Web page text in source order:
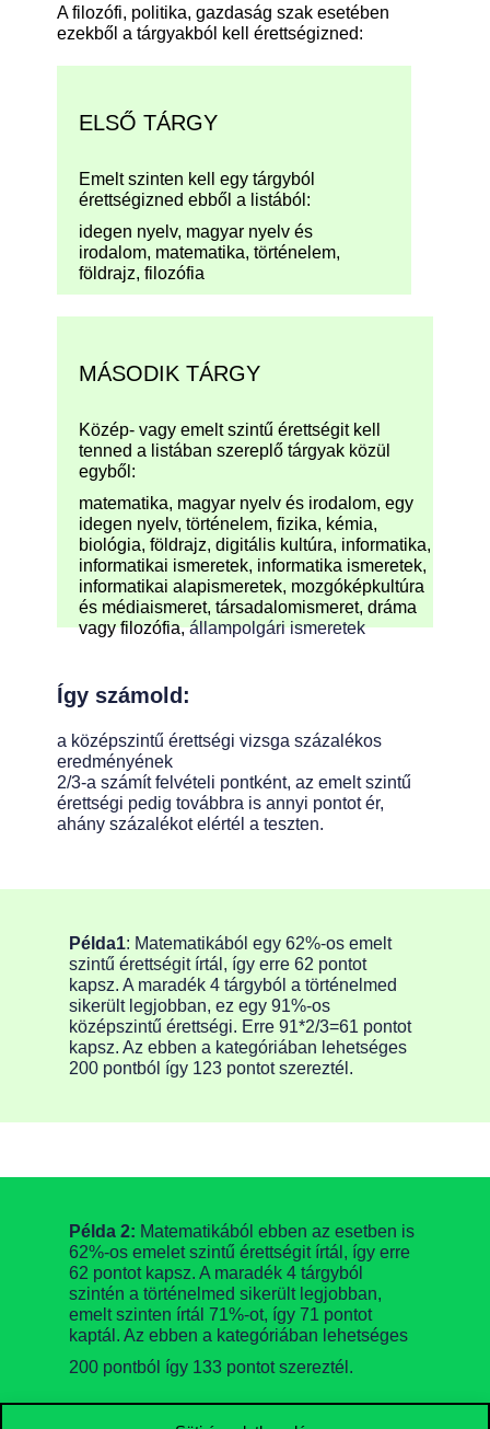
A filozófi, politika, gazdaság szak esetében
ezekből a tárgyakból kell érettségizned:
ELSŐ TÁRGY
Emelt szinten kell egy tárgyból
érettségizned ebből a listából:
idegen nyelv, magyar nyelv és
irodalom, matematika, történelem,
földrajz, filozófia
MÁSODIK TÁRGY
Közép- vagy emelt szintű érettségit kell
tenned a listában szereplő tárgyak közül
egyből:
matematika, magyar nyelv és irodalom, egy
idegen nyelv, történelem, fizika, kémia,
biológia, földrajz, digitális kultúra, informatika,
informatikai ismeretek, informatika ismeretek,
informatikai alapismeretek, mozgóképkultúra
és médiaismeret, társadalomismeret, dráma
vagy filozófia,állampolgári ismeretek
Így számold:
a középszintű érettségi vizsga százalékos
eredményének
2/3-a számít felvételi pontként, az emelt szintű
érettségi pedig továbbra is annyi pontot ér,
ahány százalékot elértél a teszten.
Példa1: Matematikából egy 62%-os emelt
szintű érettségit írtál, így erre 62 pontot
kapsz. A maradék 4 tárgyból a történelmed
sikerült legjobban, ez egy 91%-os
középszintű érettségi. Erre 91*2/3=61 pontot
kapsz. Az ebben a kategóriában lehetséges
200 pontból így 123 pontot szereztél.
Példa 2: Matematikából ebben az esetben is
62%-os emelet szintű érettségit írtál, így erre
62 pontot kapsz. A maradék 4 tárgyból
szintén a történelmed sikerült legjobban,
emelt szinten írtál 71%-ot, így 71 pontot
kaptál. Az ebben a kategóriában lehetséges
200 pontból így 133 pontot szereztél.